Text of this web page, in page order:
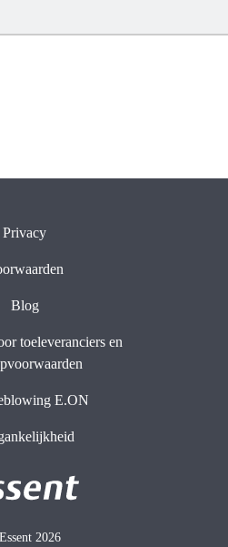
Privacy
Blog
toeleveranciers en
E.ON
2026